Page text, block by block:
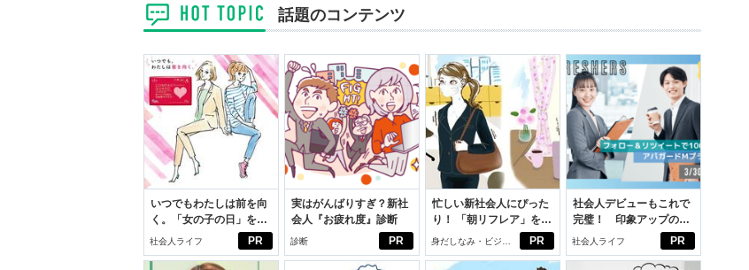
話題のコンテンツ
PR
いつでもわたしは前を向
く。「女の子の日」を前
向きに♪社会人エリ・大
社会人ライフ PR
実はがんばりすぎ？新社
会人『お疲れ度』診断
診断 PR
忙しい新社会人にぴった
り！ 「朝リフレア」をは
じめよう。しっかりニオ
イケアして24時間快適。
身だしなみ・ビジネ
スアイテム
PR
社会人デビューもこれで
完璧！ 印象アップのセ
ルフプロデュース術
社会人ライフ